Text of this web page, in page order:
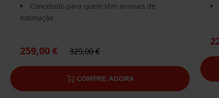
Concebido para quem têm animais de
estimação
259,00 € 329,00 €
COMPRE AGORA